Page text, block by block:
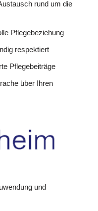
rund um die
Pflegebeziehung
respektiert
Pflegebeiträge
über Ihren
und